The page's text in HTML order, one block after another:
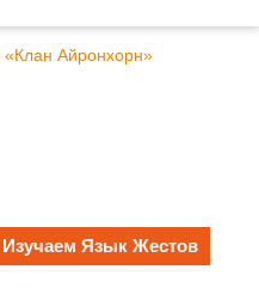
«Клан Айронхорн»
Язык Жестов